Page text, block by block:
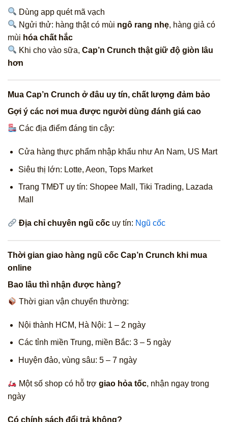
Dùng app quét mã vạch
Ngửi thử: hàng thật có mùi ngô rang nhẹ, hàng giả có
mùi hóa chất hắc
Khi cho vào sữa,Cap’n Crunch thật giữ độ giòn lâu
hơn
Mua Cap’n Crunch ở đâu uy tín, chất lượng đảm bảo
Gợi ý các nơi mua được người dùng đánh giá cao
Các địa điểm đáng tin cậy:
Cửa hàng thực phẩm nhập khẩu như An Nam, US Mart
Siêu thị lớn: Lotte, Aeon, Tops Market
Trang TMĐT uy tín: Shopee Mall, Tiki Trading, Lazada
Mall
Địa chỉ chuyên ngũ cốc uy tín: Ngũ cốc
Thời gian giao hàng ngũ cốc Cap’n Crunch khi mua
online
Bao lâu thì nhận được hàng?
Thời gian vận chuyển thường:
Nội thành HCM, Hà Nội: 1 – 2 ngày
Các tỉnh miền Trung, miền Bắc: 3 – 5 ngày
Huyện đảo, vùng sâu: 5 – 7 ngày
Một số shop có hỗ trợgiao hỏa tốc, nhận ngay trong
ngày
Có chính sách đổi trả không?